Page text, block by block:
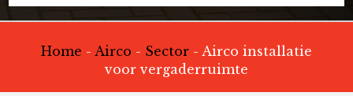
Home - Airco - Sector- Airco installatie
voor vergaderruimte